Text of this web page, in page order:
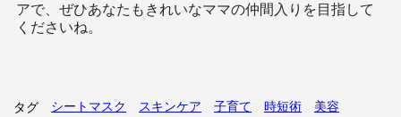
アで、ぜひあなたもきれいなママの仲間入りを目指して
くださいね。
タグ シートマスク スキンケア 子育て 時短術 美容